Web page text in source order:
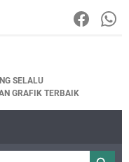
SELALU
GRAFIK TERBAIK